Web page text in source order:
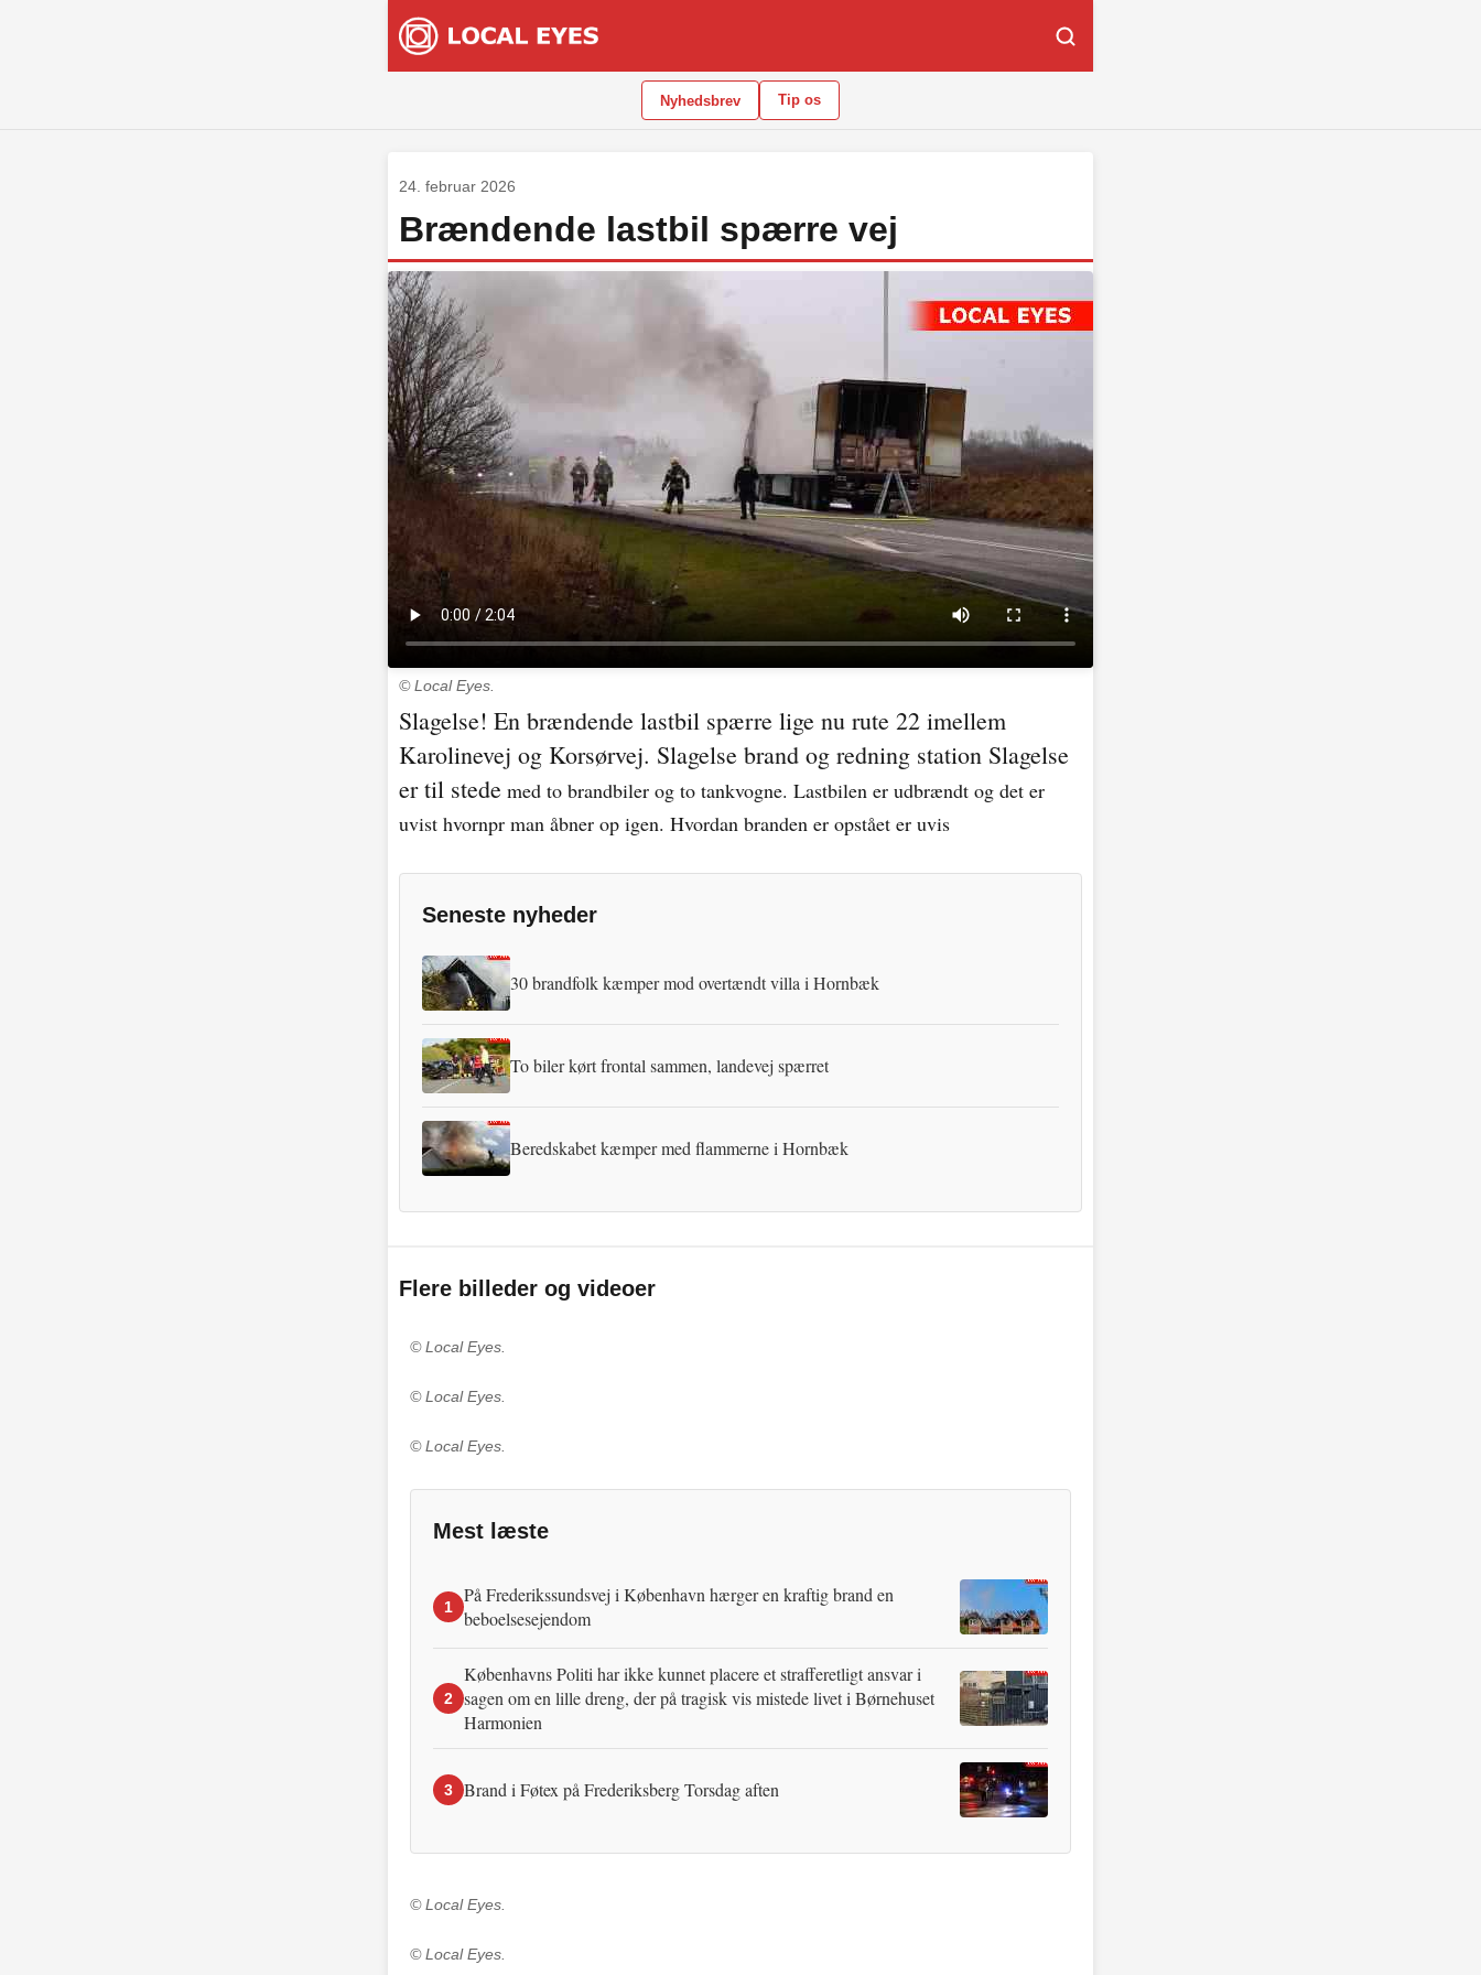
Nyhedsbrev Tip os
24. februar 2026
Brændende lastbil spærre vej
© Local Eyes.
Slagelse! En brændende lastbil spærre lige nu rute 22 imellem
Karolinevej og Korsørvej. Slagelse brand og redning station Slagelse
er til stede med to brandbiler og to tankvogne. Lastbilen er udbrændt og det er
uvist hvornpr man åbner op igen. Hvordan branden er opstået er uvis
Seneste nyheder
30 brandfolk kæmper mod overtændt villa i Hornbæk
To biler kørt frontal sammen, landevej spærret
Beredskabet kæmper med flammerne i Hornbæk
Flere billeder og videoer
© Local Eyes.
© Local Eyes.
© Local Eyes.
Mest læste
1
På Frederikssundsvej i København hærger en kraftig brand en
beboelsesejendom
2
Københavns Politi har ikke kunnet placere et strafferetligt ansvar i
sagen om en lille dreng, der på tragisk vis mistede livet i Børnehuset
Harmonien
3 Brand i Føtex på Frederiksberg Torsdag aften
© Local Eyes.
© Local Eyes.